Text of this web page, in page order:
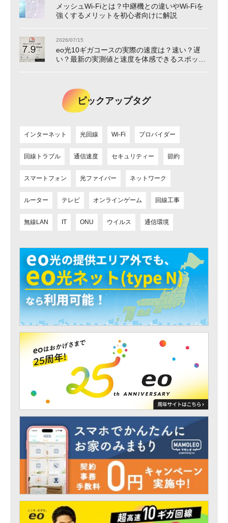
メッシュWi-Fiとは？中継機との違いやWi-Fiを
強くするメリットを初心者向けに解説
2026/07/15
eo光10ギガコースの実際の速度は？速い？遅
い？最新の実測値と速度を体感できるスポット
ピックアップタグ
インターネット 光回線 Wi-Fi プロバイダー
回線トラブル 通信速度 セキュリティー 節約
スマートフォン 光ファイバー ネットワーク
ルーター テレビ オンラインゲーム 回線工事
無線LAN IT ONU ウイルス 通信環境